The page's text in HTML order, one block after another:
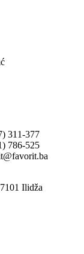
311-377
786-525
Ilidža